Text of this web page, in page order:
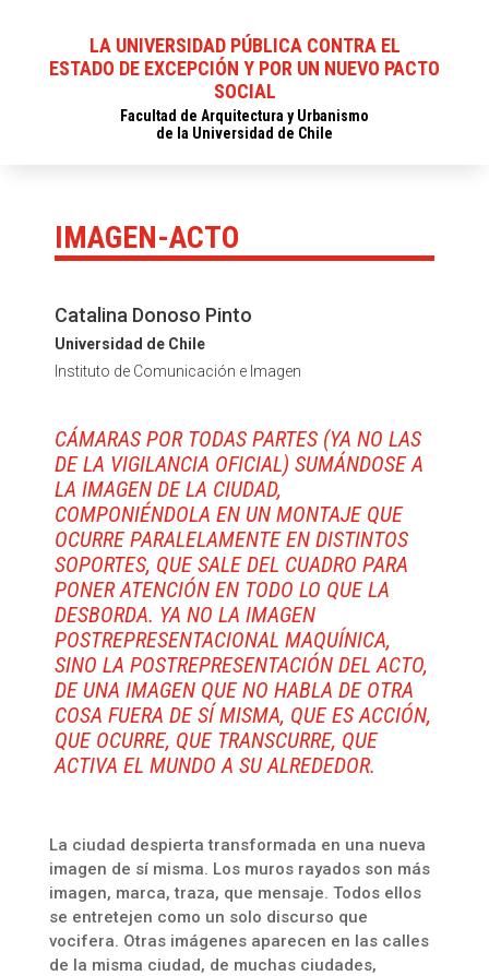
LA UNIVERSIDAD PÚBLICA CONTRA EL
ESTADO DE EXCEPCIÓN Y POR UN NUEVO PACTO
SOCIAL
Facultad de Arquitectura y Urbanismo
de la Universidad de Chile
IMAGEN-ACTO
Catalina Donoso Pinto
Universidad de Chile
Instituto de Comunicación e Imagen
CÁMARAS POR TODAS PARTES (YA NO LAS
DE LA VIGILANCIA OFICIAL) SUMÁNDOSE A
LA IMAGEN DE LA CIUDAD,
COMPONIÉNDOLA EN UN MONTAJE QUE
OCURRE PARALELAMENTE EN DISTINTOS
SOPORTES, QUE SALE DEL CUADRO PARA
PONER ATENCIÓN EN TODO LO QUE LA
DESBORDA. YA NO LA IMAGEN
POSTREPRESENTACIONAL MAQUÍNICA,
SINO LA POSTREPRESENTACIÓN DEL ACTO,
DE UNA IMAGEN QUE NO HABLA DE OTRA
COSA FUERA DE SÍ MISMA, QUE ES ACCIÓN,
QUE OCURRE, QUE TRANSCURRE, QUE
ACTIVA EL MUNDO A SU ALREDEDOR.
La ciudad despierta transformada en una nueva
imagen de sí misma. Los muros rayados son más
imagen, marca, traza, que mensaje. Todos ellos
se entretejen como un solo discurso que
vocifera. Otras imágenes aparecen en las calles
de la misma ciudad, de muchas ciudades,